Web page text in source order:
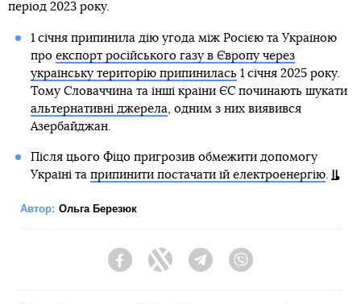
період 2023 року.
1 січня припинила дію угода між Росією та Україною
про експорт російського газу в Європу через
українську територію припинилась 1 січня 2025 року.
Тому Словаччина та інші країни ЄС починають шукати
альтернативні джерела, одним з них виявився
Азербайджан.
Після цього Фіцо пригрозив обмежити допомогу
Україні та припинити постачати їй електроенергію.
Автор: Ольга Березюк
FacebookTwitter Telegram